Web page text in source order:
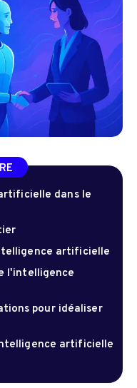
dans le
artificielle
l'intelligence
pour idéaliser
artificielle